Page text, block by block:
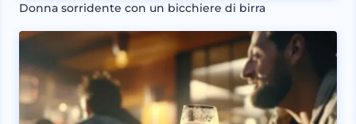
Donna sorridente con un bicchiere di birra